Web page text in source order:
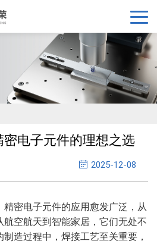
电子元件的理想之选
2025-12-08
密电子元件的应用愈发广泛，从
空航天到智能家居，它们无处不
造过程中，焊接工艺至关重要，